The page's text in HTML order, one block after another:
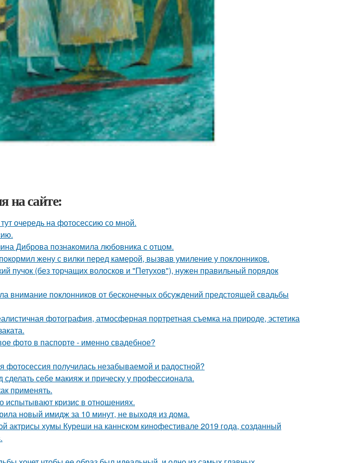
на сайте:
очередь на фотосессию со мной.
Диброва познакомила любовника с отцом.
жену с вилки перед камерой, вызвав умиление у поклонников.
пучок (без торчащих волосков и "Петухов"), нужен правильный порядок
внимание поклонников от бесконечных обсуждений предстоящей свадьбы
фотография, атмосферная портретная съемка на природе, эстетика
фото в паспорте - именно свадебное?
фотосессия получилась незабываемой и радостной?
сделать себе макияж и прическу у профессионала.
применять.
испытывают кризис в отношениях.
новый имидж за 10 минут, не выходя из дома.
актрисы хумы Куреши на каннском кинофестивале 2019 года, созданный